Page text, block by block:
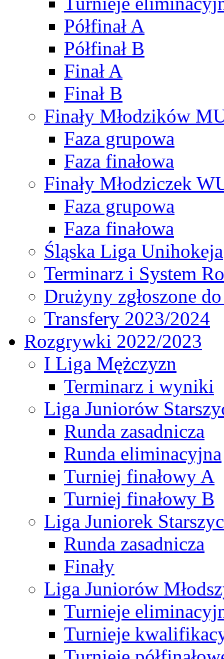
Półfinał A
Półfinał B
Finał A
Finał B
Finały Młodzików
Faza grupowa
Faza finałowa
Finały Młodziczek
Faza grupowa
Faza finałowa
Śląska Liga Unihokeja
Terminarz i System
Drużyny zgłoszone
Transfery 2023/2024
Rozgrywki 2022/2023
I Liga Mężczyzn
Terminarz i wyniki
Liga Juniorów
Runda zasadnicza
Runda eliminacyjna
Turniej finałowy A
Turniej finałowy B
Liga Juniorek
Runda zasadnicza
Finały
Liga Juniorów
Turnieje
Turnieje